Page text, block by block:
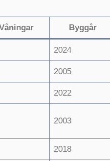
Byggår
2024
2005
2022
2003
2018